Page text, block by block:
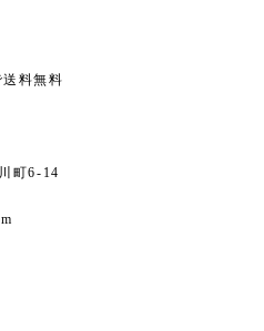
料無料
町6-14